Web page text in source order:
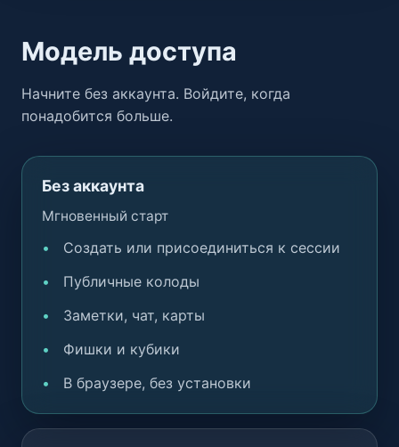
Модель доступа
Начните без аккаунта. Войдите, когда
понадобится больше.
Без аккаунта
Мгновенный старт
Создать или присоединиться к сессии
Публичные колоды
Заметки, чат, карты
Фишки и кубики
В браузере, без установки